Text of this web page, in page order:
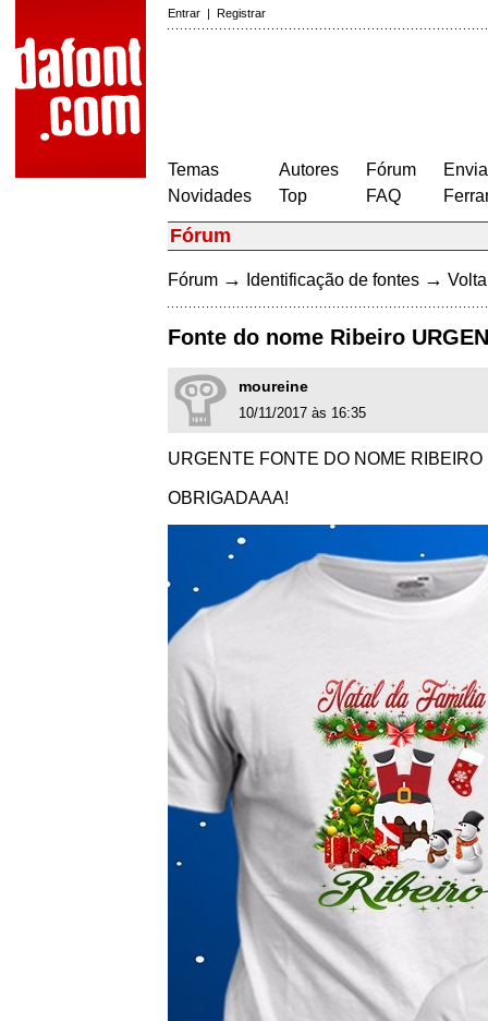
Entrar | Registrar
Temas
Novidades
Autores
Top
Fórum
FAQ
Fórum
Fórum → Identificação de fontes →
Fonte do nome Ribeiro
moureine
10/11/2017 às 16:35
URGENTE FONTE DO NOME RIBEIRO
OBRIGADAAA!